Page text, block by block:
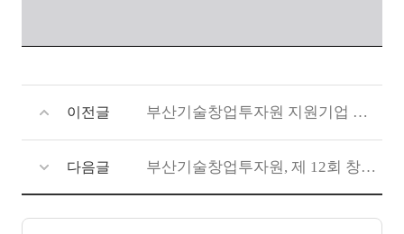
이전글 부산기술창업투자원 지원기업 씨아이티(CIT), 월드IT쇼(WIS)혁신상 수상
다음글 부산기술창업투자원, 제 12회 창업아이디어 경진대회 참가팀(학생) 모집